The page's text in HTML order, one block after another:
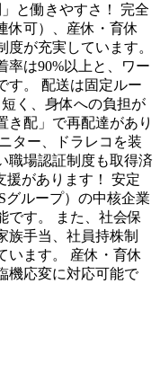
と働きやすさ！ 完全
休可）、産休・育休
度が充実しています。
率は90%以上と、ワー
す。 配送は固定ルー
く、身体への負担が
き配」で再配達があり
ター、ドラレコを装
職場認証制度も取得済
援があります！ 安定
グループ）の中核企業
です。 また、社会保
族手当、社員持株制
います。 産休・育休
機応変に対応可能で